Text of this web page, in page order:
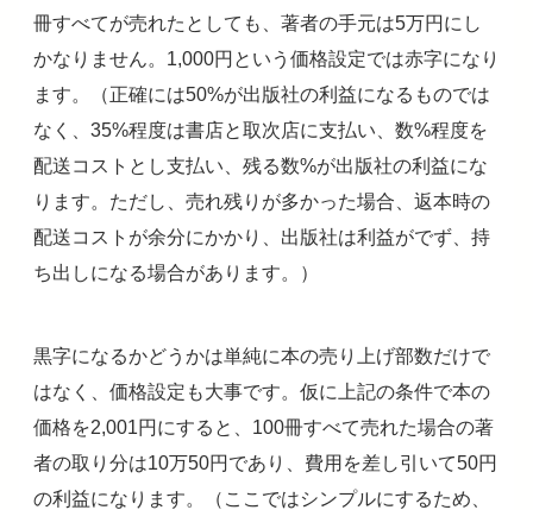
冊すべてが売れたとしても、著者の手元は5万円にし
かなりません。1,000円という価格設定では赤字になり
ます。（正確には50%が出版社の利益になるものでは
なく、35%程度は書店と取次店に支払い、数%程度を
配送コストとし支払い、残る数%が出版社の利益にな
ります。ただし、売れ残りが多かった場合、返本時の
配送コストが余分にかかり、出版社は利益がでず、持
ち出しになる場合があります。）
黒字になるかどうかは単純に本の売り上げ部数だけで
はなく、価格設定も大事です。仮に上記の条件で本の
価格を2,001円にすると、100冊すべて売れた場合の著
者の取り分は10万50円であり、費用を差し引いて50円
の利益になります。（ここではシンプルにするため、